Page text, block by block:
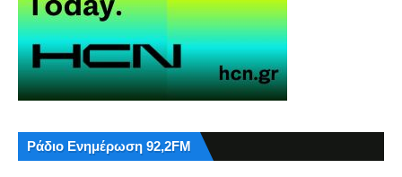
Ράδιο Ενημέρωση 92,2FM